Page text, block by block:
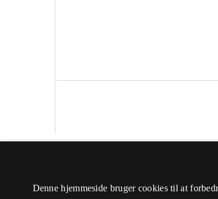
ISSN 1904-5352
Denne hjemmeside bruger cookies til at